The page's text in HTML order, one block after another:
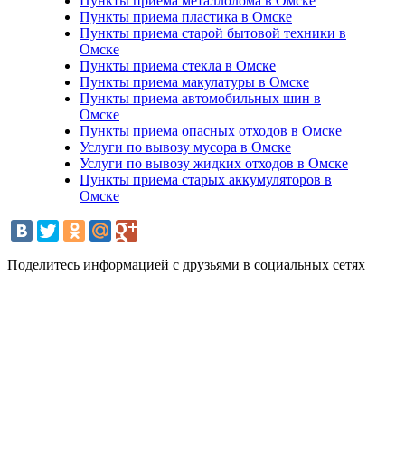
Пункты приема пластика в Омске
Пункты приема старой бытовой техники в
Омске
Пункты приема стекла в Омске
Пункты приема макулатуры в Омске
Пункты приема автомобильных шин в
Омске
Пункты приема опасных отходов в Омске
Услуги по вывозу мусора в Омске
Услуги по вывозу жидких отходов в Омске
Пункты приема старых аккумуляторов в
Омске
Поделитесь информацией с друзьями в социальных сетях